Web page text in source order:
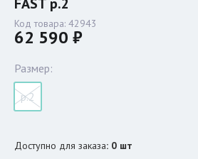
Код товара: 42943
62 590 ₽
Размер:
р.2
Доступно для заказа: 0 шт